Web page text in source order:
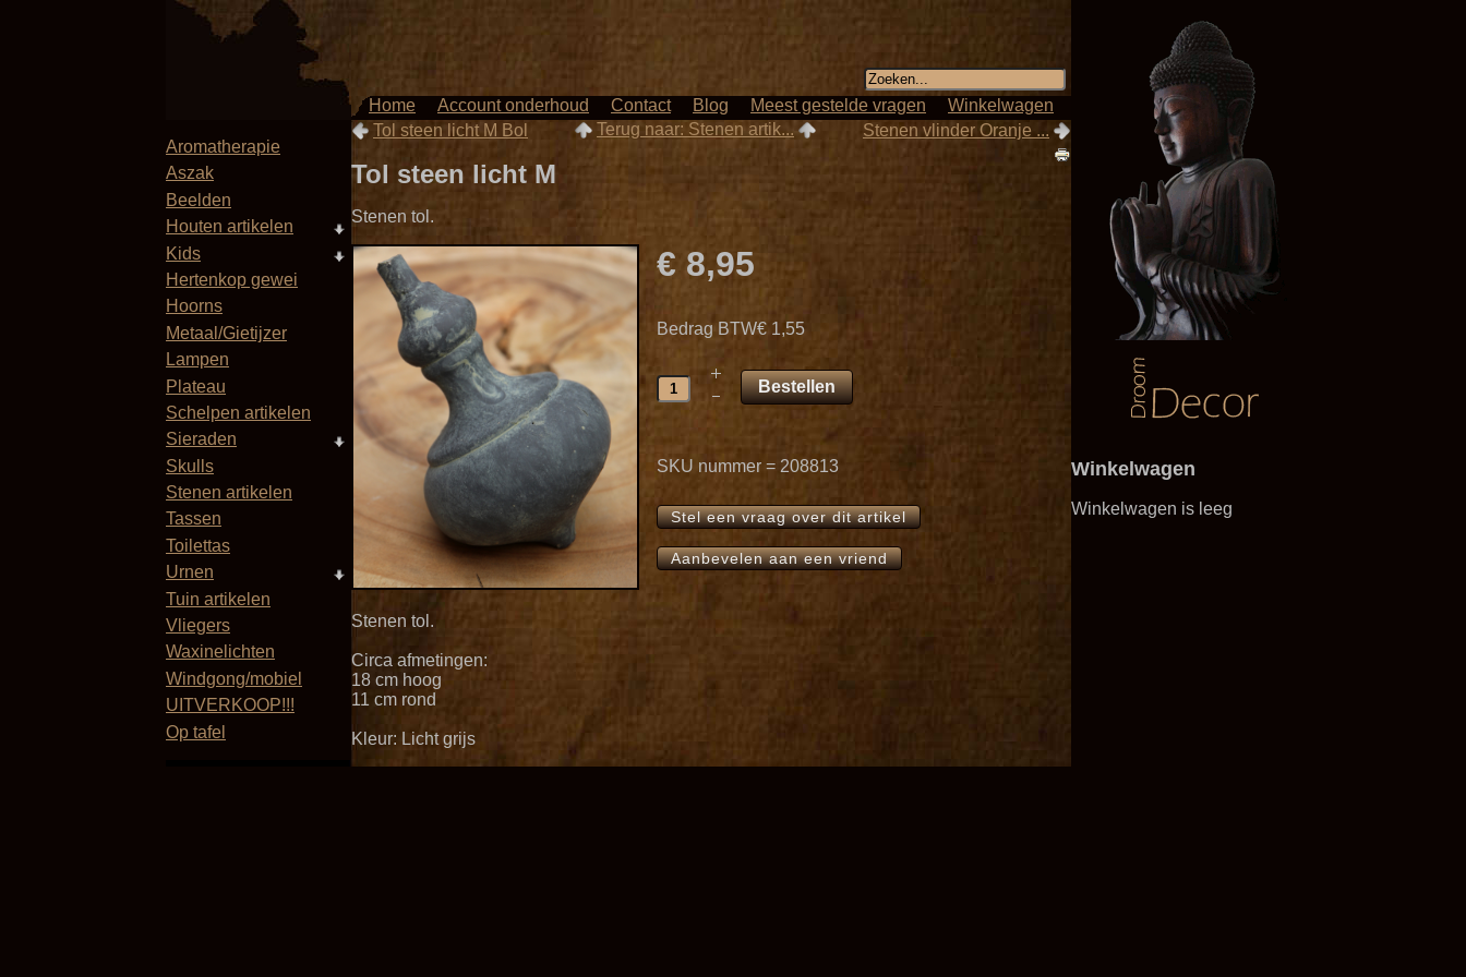
Home Account onderhoud Contact Blog Meest gestelde vragen Winkelwagen
Winkelwagen
Winkelwagen is leeg
Aromatherapie
Aszak
Beelden
Houten artikelen
Kids
Hertenkop gewei
Hoorns
Metaal/Gietijzer
Lampen
Plateau
Schelpen artikelen
Sieraden
Skulls
Stenen artikelen
Tassen
Toilettas
Urnen
Tuin artikelen
Vliegers
Waxinelichten
Windgong/mobiel
UITVERKOOP!!!
Op tafel
Tol steen licht M Bol Terug naar: Stenen artik... Stenen vlinder Oranje ...
Tol steen licht M
Stenen tol.
€ 8,95
Bedrag BTW€ 1,55
SKU nummer = 208813
Stel een vraag over dit artikel
Aanbevelen aan een vriend
Stenen tol.
Circa afmetingen:
18 cm hoog
11 cm rond
Kleur: Licht grijs